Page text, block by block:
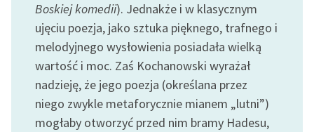
Materiały promocyjne
Polityka prywatności
Regulamin biblioteki
Dane fundacji i
sprawozdania finansowe
Boskiej komedii). Jednakże i w klasycznym
ujęciu poezja, jako sztuka pięknego, trafnego i
melodyjnego wysłowienia posiadała wielką
wartość i moc. Zaś Kochanowski wyrażał
nadzieję, że jego poezja (określana przez
niego zwykle metaforycznie mianem „lutni”)
mogłaby otworzyć przed nim bramy Hadesu,